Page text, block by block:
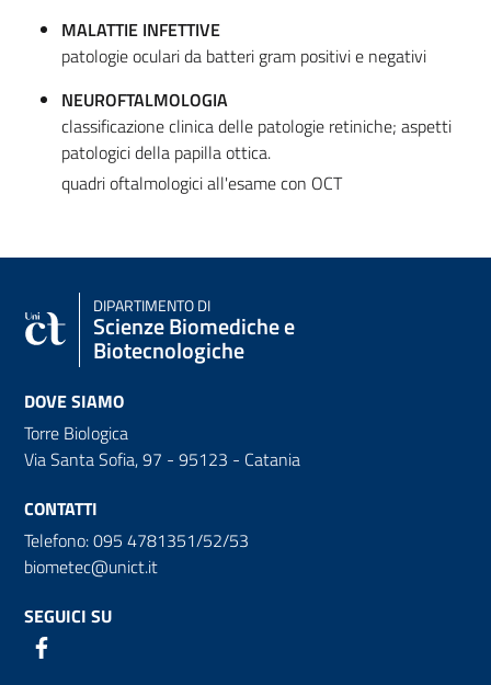
MALATTIE INFETTIVE
patologie oculari da batteri gram positivi e negativi
NEUROFTALMOLOGIA
classificazione clinica delle patologie retiniche; aspetti
patologici della papilla ottica.
quadri oftalmologici all'esame con OCT
DIPARTIMENTO DI
Scienze Biomediche e
Biotecnologiche
DOVE SIAMO
Torre Biologica
Via Santa Sofia, 97 - 95123 - Catania
CONTATTI
Telefono: 095 4781351/52/53
biometec@unict.it
SEGUICI SU